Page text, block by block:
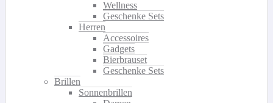
Wellness
Geschenke Sets
Herren
Accessoires
Gadgets
Bierbrauset
Geschenke Sets
Brillen
Sonnenbrillen